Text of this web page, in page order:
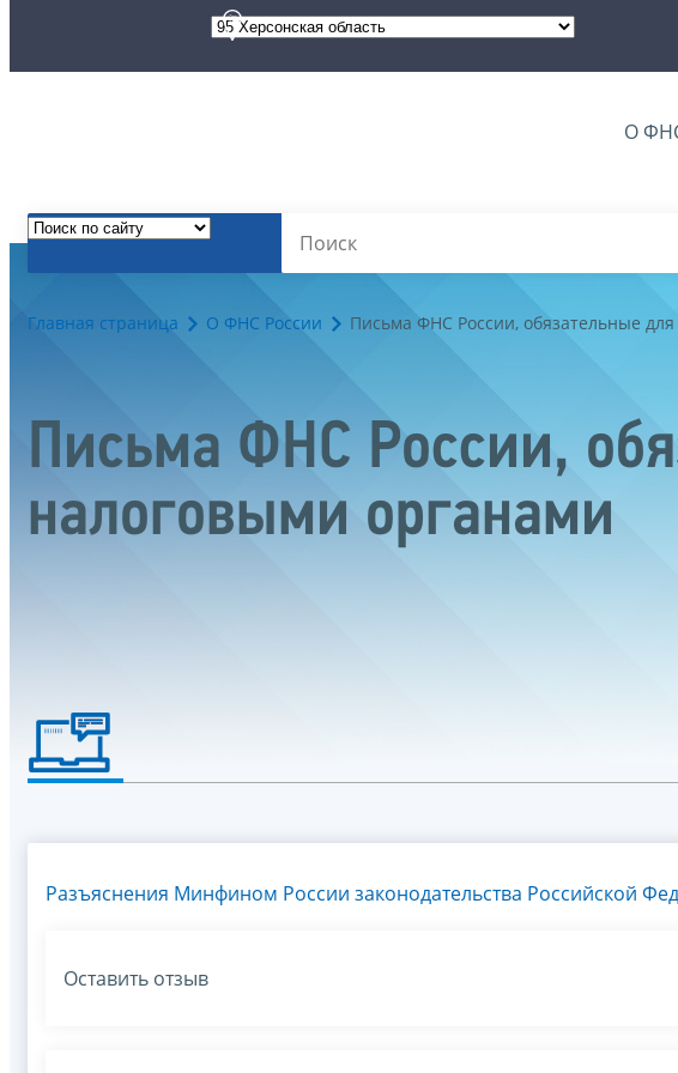
О
Главная страница О ФНС России Письма ФНС России, обязательные
Письма ФНС России,
налоговыми органами
Разъяснения Минфином России законодательства Российской
Оставить отзыв